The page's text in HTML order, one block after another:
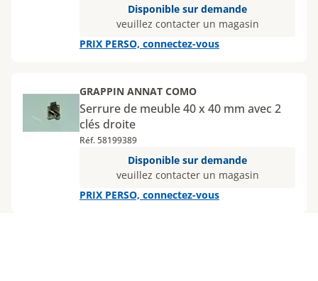
Disponible sur demande
veuillez contacter un magasin
PRIX PERSO, connectez-vous
GRAPPIN ANNAT COMO
Serrure de meuble 40 x 40 mm avec 2
clés droite
Réf. 58199389
Disponible sur demande
veuillez contacter un magasin
PRIX PERSO, connectez-vous